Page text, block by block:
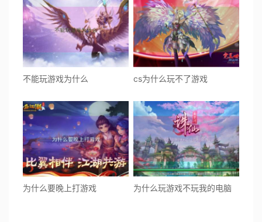
不能玩游戏为什么 cs为什么玩不了游戏
为什么要晚上打游戏 为什么玩游戏不玩我的电脑